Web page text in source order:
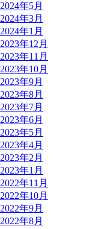
2024年5月
2024年3月
2024年1月
2023年12月
2023年11月
2023年10月
2023年9月
2023年8月
2023年7月
2023年6月
2023年5月
2023年4月
2023年2月
2023年1月
2022年11月
2022年10月
2022年9月
2022年8月